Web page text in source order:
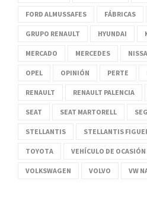
FORD ALMUSSAFES FÁBRICAS
GRUPO RENAULT HYUNDAI
MERCADO MERCEDES
OPEL OPINIÓN PERTE
RENAULT RENAULT PALENCIA
SEAT SEAT MARTORELL
STELLANTIS STELLANTIS
TOYOTA VEHÍCULO DE OCASIÓN
VOLKSWAGEN VOLVO VW